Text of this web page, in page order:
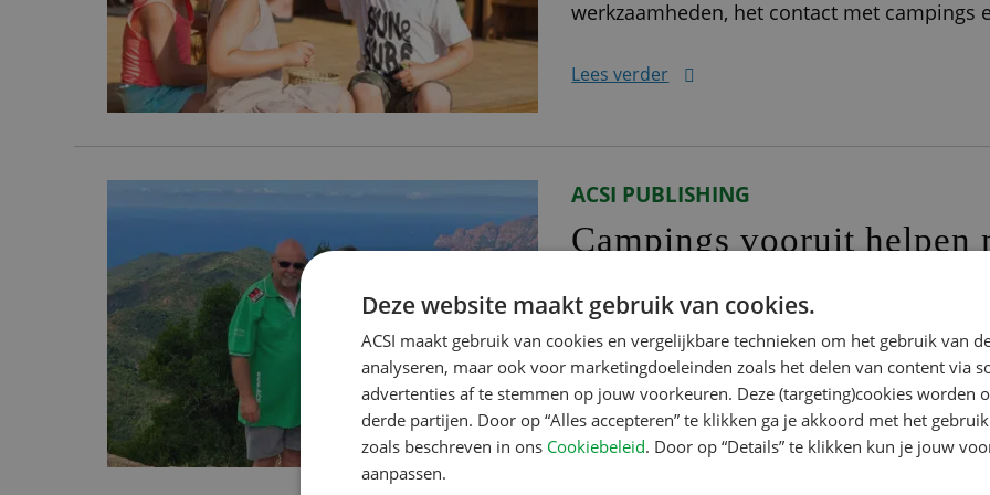
werkzaamheden, het contact met campings
afronding
Lees verder
ACSI PUBLISHING
Campings vooruit helpen
Marc en zijn echtgenote gaan sinds 2013
zeven jaar reizen ze iedere zomer met auto
Corsica. Dit jaar stond ook de Elzas op de
‘Inspecteur zijn is voor mij de perfecte
combineren
Lees verder
Deze website maakt gebruik van cookies.
ACSI maakt gebruik van cookies en vergelijkbare technieken om het gebruik van
analyseren, maar ook voor marketingdoeleinden zoals het delen van content via
advertenties af te stemmen op jouw voorkeuren. Deze (targeting)cookies worden
derde partijen. Door op “Alles accepteren” te klikken ga je akkoord met het
zoals beschreven in ons Cookiebeleid. Door op “Details” te klikken kun je jouw
aanpassen.